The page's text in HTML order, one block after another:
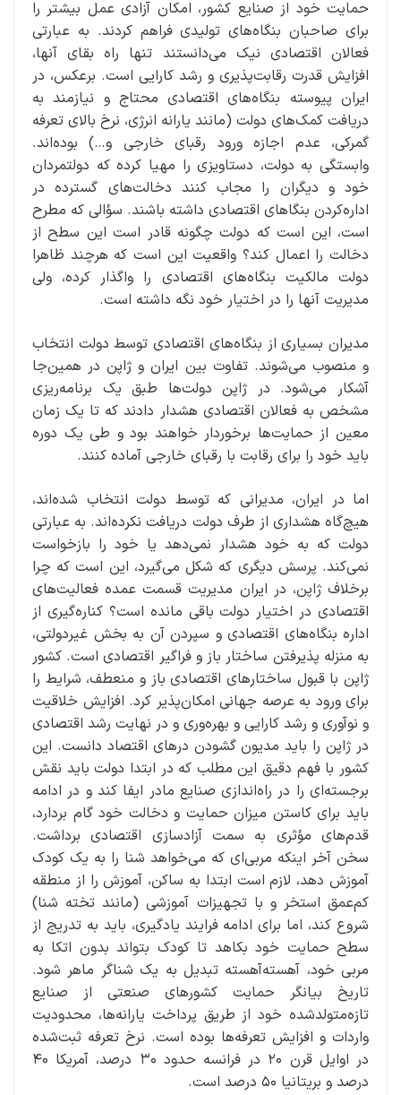
حمایت خود از صنایع کشور، امکان آزادی عمل بیشتر را
برای صاحبان بنگاه‌های تولیدی فراهم کردند. به عبارتی
فعالان اقتصادی نیک می‌دانستند تنها راه بقای آنها،
افزایش قدرت رقابت‌پذیری و رشد کارایی است. برعکس، در
ایران پیوسته بنگاه‌های اقتصادی محتاج و نیازمند به
دریافت کمک‌های دولت (مانند یارانه انرژی، نرخ بالای تعرفه
گمرکی، عدم اجازه ورود رقبای خارجی و…) بوده‌اند.
وابستگی به دولت، دستاویزی را مهیا کرده که دولتمردان
خود و دیگران را مجاب کنند دخالت‌های گسترده در
اداره‌کردن بنگا‌های اقتصادی داشته باشند. سؤالی که مطرح
است، این است که دولت چگونه قادر است این سطح از
دخالت را اعمال کند؟ واقعیت این است که هرچند ظاهرا
دولت مالکیت بنگاه‌های اقتصادی را واگذار کرده، ولی
مدیریت آنها را در اختیار خود نگه داشته است.
مدیران بسیاری از بنگاه‌های اقتصادی توسط دولت انتخاب
و منصوب می‌شوند. تفاوت بین ایران و ژاپن در همین‌جا
آشکار می‌شود. در ژاپن دولت‌ها طبق یک برنامه‌ریزی
مشخص به فعالان اقتصادی هشدار دادند که تا یک زمان
معین از حمایت‌ها برخوردار خواهند بود و طی یک دوره
باید خود را برای رقابت با رقبای خارجی آماده کنند.
اما در ایران، مدیرانی که توسط دولت انتخاب شده‌اند،
هیچ‌گاه هشداری از طرف دولت دریافت نکرده‌اند. به عبارتی
دولت که به خود هشدار نمی‌دهد یا خود را بازخواست
نمی‌کند. پرسش دیگری که شکل می‌گیرد، این است که چرا
برخلاف ژاپن، در ایران مدیریت قسمت عمده فعالیت‌های
اقتصادی در اختیار دولت باقی مانده است؟ کناره‌گیری از
اداره بنگاه‌های اقتصادی و سپردن آن به بخش غیردولتی،
به منزله پذیرفتن ساختار باز و فراگیر اقتصادی است. کشور
ژاپن با قبول ساختارهای اقتصادی باز و منعطف، شرایط را
برای ورود به عرصه جهانی امکان‌پذیر کرد. افزایش خلاقیت
و نوآوری و رشد کارایی و بهره‌وری و در نهایت رشد اقتصادی
در ژاپن را باید مدیون گشودن درهای اقتصاد دانست. این
کشور با فهم دقیق این مطلب که در ابتدا دولت باید نقش
برجسته‌ای را در راه‌اندازی صنایع مادر ایفا کند و در ادامه
باید برای کاستن میزان حمایت و دخالت خود گام بردارد،
قدم‌های مؤثری به سمت آزادسازی اقتصادی برداشت.
سخن آخر اینکه مربی‌ای که می‌خواهد شنا را به یک کودک
آموزش دهد، لازم است ابتدا به ساکن، آموزش را از منطقه
کم‌عمق استخر و با تجهیزات آموزشی (مانند تخته شنا)
شروع کند، اما برای ادامه فرایند یادگیری، باید به تدریج از
سطح حمایت خود بکاهد تا کودک بتواند بدون اتکا به
مربی خود، آهسته‌آهسته تبدیل به یک شناگر ماهر شود.
تاریخ بیانگر حمایت کشورهای صنعتی از صنایع
تازه‌متولدشده خود از طریق پرداخت یارانه‌ها، محدودیت
واردات و افزایش تعرفه‌ها بوده است. نرخ تعرفه ثبت‌شده
در اوایل قرن ۲۰ در فرانسه حدود ۳۰ درصد، آمریکا ۴۰
درصد و بریتانیا ۵۰ درصد است.